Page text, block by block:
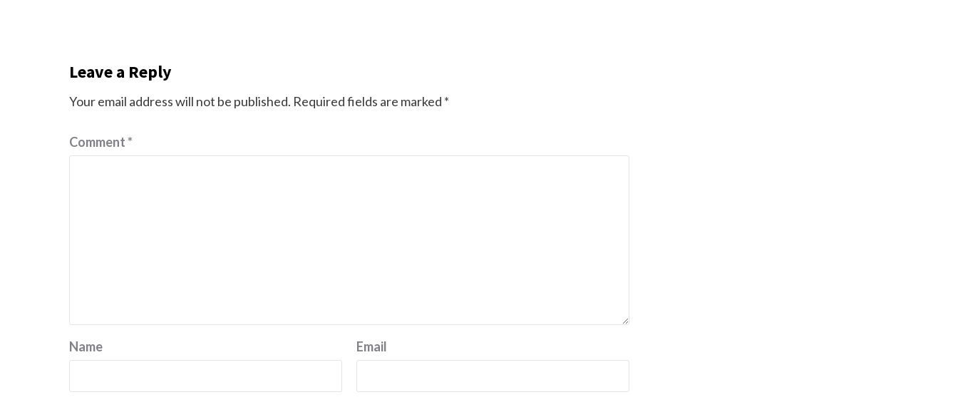
Leave a Reply
Your email address will not be published. Required fields are marked *
Comment*
Name Email